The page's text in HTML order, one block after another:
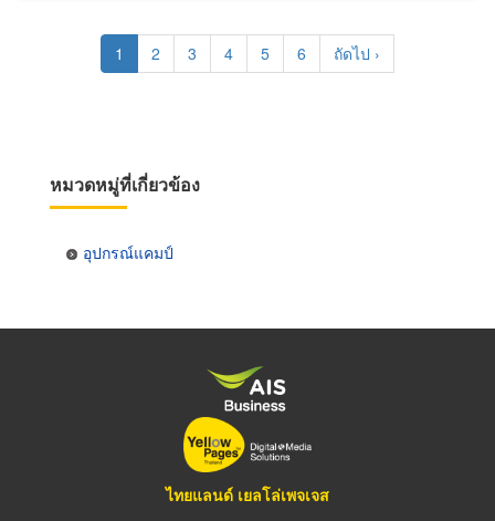
PaginationCurrent
page
1 Page
2 Page
3 Page
4 Page
5 Page
6
Next
page
ถัดไป ›
หมวดหมู่ที่เกี่ยวข้อง
อุปกรณ์แคมป์
ไทยแลนด์ เยลโล่เพจเจส